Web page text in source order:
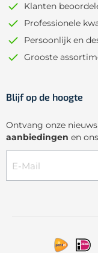
Klanten
Professionele
Persoonlijk en
Grooste
Blijf op de hoogte
Ontvang onze
aanbiedingen en